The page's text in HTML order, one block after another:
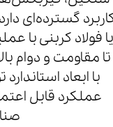
گسترده‌ای
فولاد کربنی با
با ابعاد
عملکرد قابل